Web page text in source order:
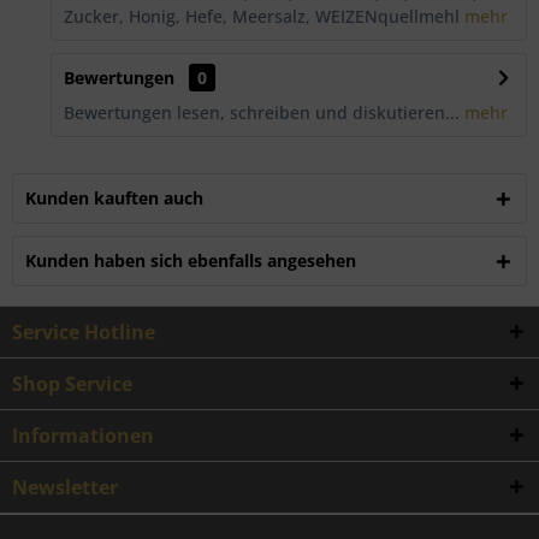
Zucker, Honig, Hefe, Meersalz, WEIZENquellmehl mehr
Bewertungen
0
Bewertungen lesen, schreiben und diskutieren... mehr
Kunden kauften auch
Kunden haben sich ebenfalls angesehen
Service Hotline
Shop Service
Informationen
Newsletter